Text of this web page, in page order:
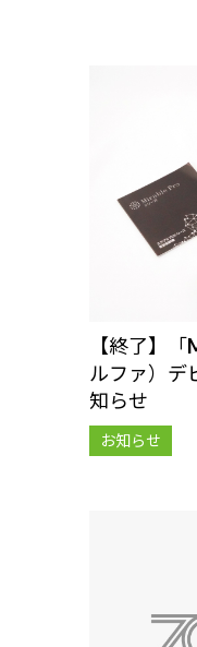
【終了】
ルファ）デ
知らせ
お知らせ